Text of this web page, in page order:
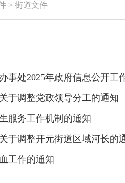
> 街道文件
事处2025年政府信息公开工
于调整党政领导分工的通知
服务工作机制的通知
于调整开元街道区域河长的
工作的通知